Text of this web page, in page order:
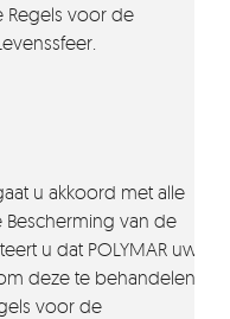
Regels voor de
u akkoord met alle
Bescherming van de
u dat POLYMAR uw
deze te behandelen
voor de